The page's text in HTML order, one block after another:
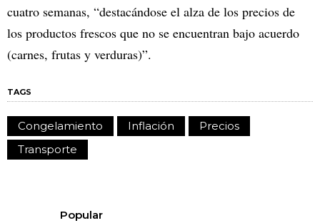
cuatro semanas, “destacándose el alza de los precios de
los productos frescos que no se encuentran bajo acuerdo
(carnes, frutas y verduras)”.
TAGS
Congelamiento Inflación
Precios
Transporte
Popular